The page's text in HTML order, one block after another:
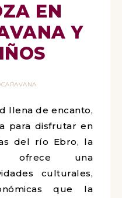
EN
Y
llena de encanto,
para disfrutar en
del río Ebro, la
ofrece una
culturales,
que la